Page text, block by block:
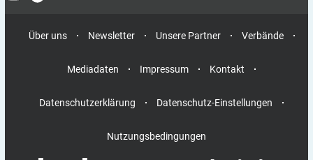
Über uns Newsletter Unsere Partner Verbände
Mediadaten Impressum Kontakt
Datenschutzerklärung Datenschutz-Einstellungen
Nutzungsbedingungen